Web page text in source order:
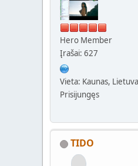
Hero Member
Įrašai: 627
Vieta: Kaunas, Lietuva
Prisijungęs
TIDO